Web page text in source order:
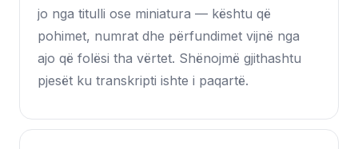
jo nga titulli ose miniatura — kështu që
pohimet, numrat dhe përfundimet vijnë nga
ajo që folësi tha vërtet. Shënojmë gjithashtu
pjesët ku transkripti ishte i paqartë.